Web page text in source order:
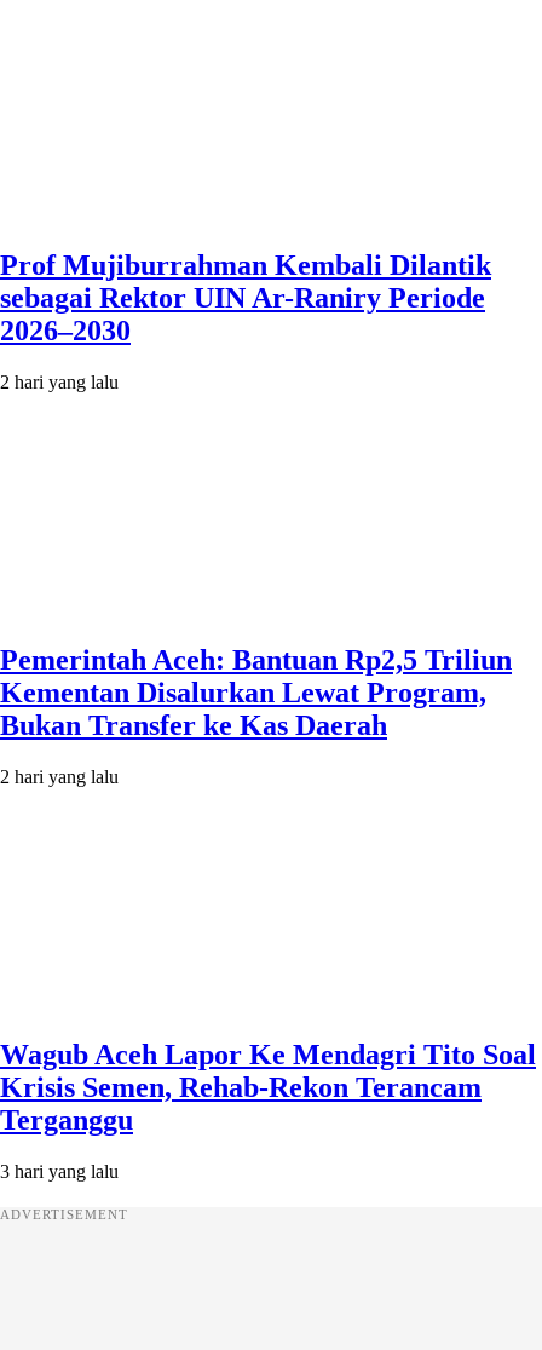
Prof Mujiburrahman Kembali Dilantik
sebagai Rektor UIN Ar-Raniry Periode
2026–2030
2 hari yang lalu
Pemerintah Aceh: Bantuan Rp2,5 Triliun
Kementan Disalurkan Lewat Program,
Bukan Transfer ke Kas Daerah
2 hari yang lalu
Wagub Aceh Lapor Ke Mendagri Tito Soal
Krisis Semen, Rehab-Rekon Terancam
Terganggu
3 hari yang lalu
ADVERTISEMENT